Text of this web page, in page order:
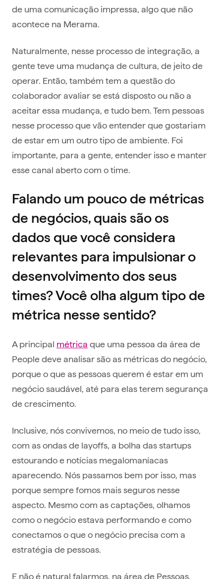
de uma comunicação impressa, algo que não
acontece na Merama.
Naturalmente, nesse processo de integração, a
gente teve uma mudança de cultura, de jeito de
operar. Então, também tem a questão do
colaborador avaliar se está disposto ou não a
aceitar essa mudança, e tudo bem. Tem pessoas
nesse processo que vão entender que gostariam
de estar em um outro tipo de ambiente. Foi
importante, para a gente, entender isso e manter
esse canal aberto com o time.
Falando um pouco de métricas
de negócios, quais são os
dados que você considera
relevantes para impulsionar o
desenvolvimento dos seus
times? Você olha algum tipo de
métrica nesse sentido?
A principal métrica que uma pessoa da área de
People deve analisar são as métricas do negócio,
porque o que as pessoas querem é estar em um
negócio saudável, até para elas terem segurança
de crescimento.
Inclusive, nós convivemos, no meio de tudo isso,
com as ondas de layoffs, a bolha das startups
estourando e notícias megalomaníacas
aparecendo. Nós passamos bem por isso, mas
porque sempre fomos mais seguros nesse
aspecto. Mesmo com as captações, olhamos
como o negócio estava performando e como
conectamos o que o negócio precisa com a
estratégia de pessoas.
E não é natural falarmos, na área de Pessoas,